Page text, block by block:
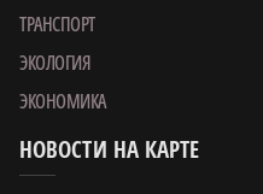
ТРАНСПОРТ
ЭКОЛОГИЯ
ЭКОНОМИКА
НОВОСТИ НА КАРТЕ